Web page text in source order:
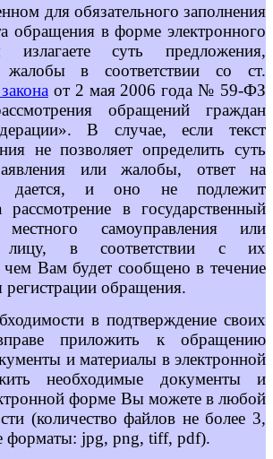
для обязательного заполнения
обращения в форме электронного
суть предложения,
жалобы в соответствии со ст.
от 2 мая 2006 года № 59-ФЗ
обращений граждан
В случае, если текст
не позволяет определить суть
или жалобы, ответ на
дается, и оно не подлежит
в государственный
самоуправления или
лицу, в соответствии с их
чем Вам будет сообщено в течение
регистрации обращения.
в подтверждение своих
приложить к обращению
и материалы в электронной
необходимые документы и
форме Вы можете в любой
(количество файлов не более 3,
форматы: jpg, png, tiff, pdf).